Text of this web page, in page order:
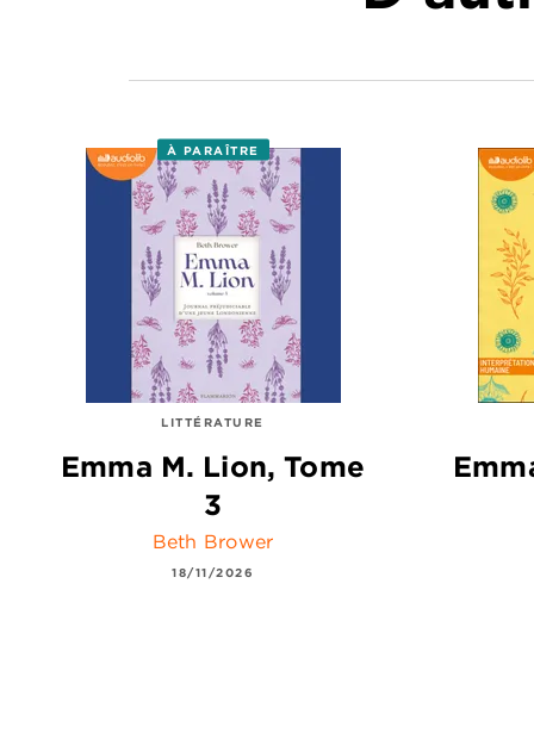
À PARAÎTRE
LITTÉRATURE
Emma M. Lion, Tome
3
Beth Brower
18/11/2026